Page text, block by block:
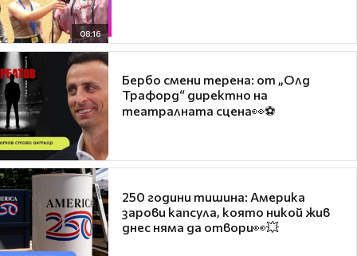
08:16
Бербо смени терена: от „Олд
Трафорд“ директно на
театралната сцена👀⚽
250 години тишина: Америка
зарови капсула, която никой жив
днес няма да отвори👀💥